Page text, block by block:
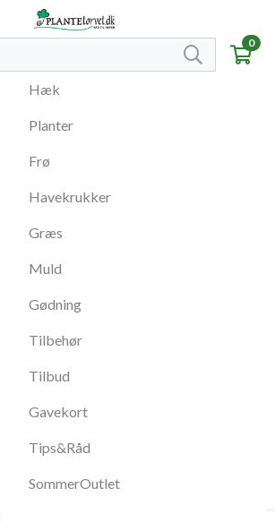
0
Hæk
Planter
Frø
Havekrukker
Græs
Muld
Gødning
Tilbehør
Tilbud
Gavekort
Tips&Råd
SommerOutlet